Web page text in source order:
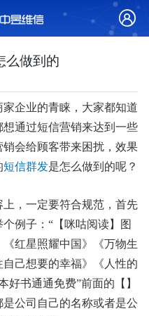
么做到的
企业的青睐，大家都知道
通过短信营销来达到一些
会给顾客带来困扰，效果
短信群发是怎么做到的呢？
，一定要符合规范，首先
例子： “【咪咕阅读】图
红星照耀中国》《万物生
己想要的幸福》《人性的
好书通通免费”前面的【】
公司自己的名称或者是公